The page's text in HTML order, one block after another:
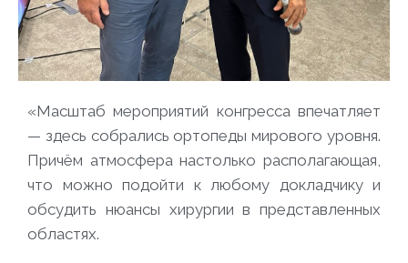
«Масштаб мероприятий конгресса впечатляет
— здесь собрались ортопеды мирового уровня.
Причём атмосфера настолько располагающая,
что можно подойти к любому докладчику и
обсудить нюансы хирургии в представленных
областях.